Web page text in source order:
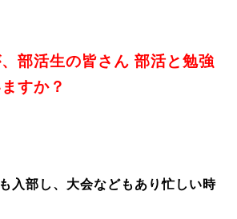
部活生の皆さん 部活と勉強
すか？
入部し、大会などもあり忙しい時